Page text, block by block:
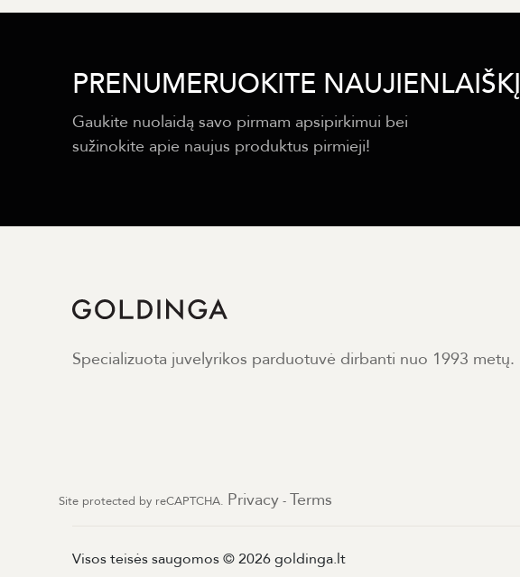
PRENUMERUOKITE NAUJIENLAIŠKĮ
Gaukite nuolaidą savo pirmam apsipirkimui bei
sužinokite apie naujus produktus pirmieji!
Specializuota juvelyrikos parduotuvė dirbanti nuo 1993 metų.
Site protected by reCAPTCHA. Privacy - Terms
Visos teisės saugomos © 2026 goldinga.lt